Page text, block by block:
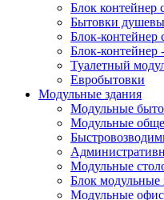
Блок контейнер
Бытовки
Блок-контейнер
Блок-контейнер
Туалетный
Евробытовки
Модульные здания
Модульные
Модульные
Модульные
Блок модульные
Модульные